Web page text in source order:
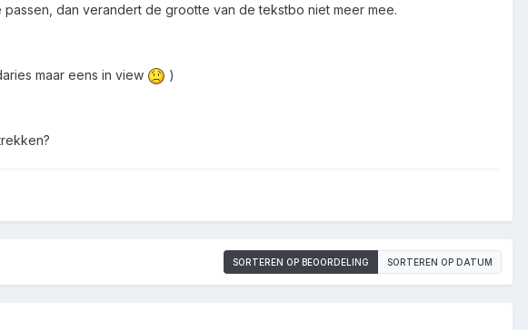
dan verandert de grootte van de tekstbo niet meer mee.
maar eens in view )
SORTEREN OP BEOORDELING SORTEREN OP DATUM